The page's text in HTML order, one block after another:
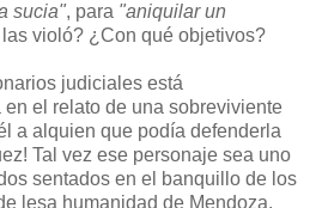
sucia", para "aniquilar un
violó? ¿Con qué objetivos?
judiciales está
el relato de una sobreviviente
a alquien que podía defenderla
Tal vez ese personaje sea uno
sentados en el banquillo de los
lesa humanidad de Mendoza,